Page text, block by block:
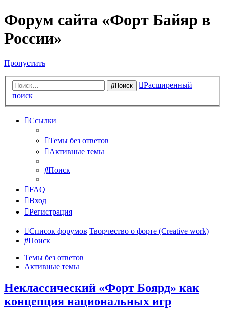
Форум сайта «Форт Байяр в
России»
Пропустить
Поиск
Расширенный
поиск
Ссылки
Темы без ответов
Активные темы
Поиск
FAQ
Вход
Регистрация
Список форумов Творчество о форте (Creative work)
Поиск
Темы без ответов
Активные темы
Неклассический «Форт Боярд» как
концепция национальных игр